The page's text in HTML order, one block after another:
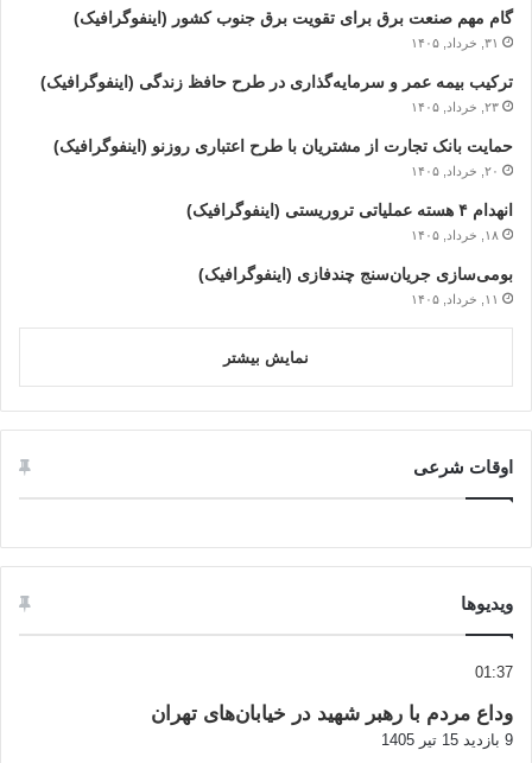
گام مهم صنعت برق برای تقویت برق جنوب کشور (اینفوگرافیک)
۳۱, خرداد, ۱۴۰۵
ترکیب بیمه عمر و سرمایه‌گذاری در طرح حافظ زندگی (اینفوگرافیک)
۲۳, خرداد, ۱۴۰۵
حمایت بانک تجارت از مشتریان با طرح اعتباری روزنو (اینفوگرافیک)
۲۰, خرداد, ۱۴۰۵
انهدام ۴ هسته عملیاتی تروریستی (اینفوگرافیک)
۱۸, خرداد, ۱۴۰۵
بومی‌سازی جریان‌سنج چندفازی (اینفوگرافیک)
۱۱, خرداد, ۱۴۰۵
نمایش بیشتر
اوقات شرعی
ویدیوها
01:37
وداع مردم با رهبر شهید در خیابان‌های تهران
9 بازدید 15 تیر 1405